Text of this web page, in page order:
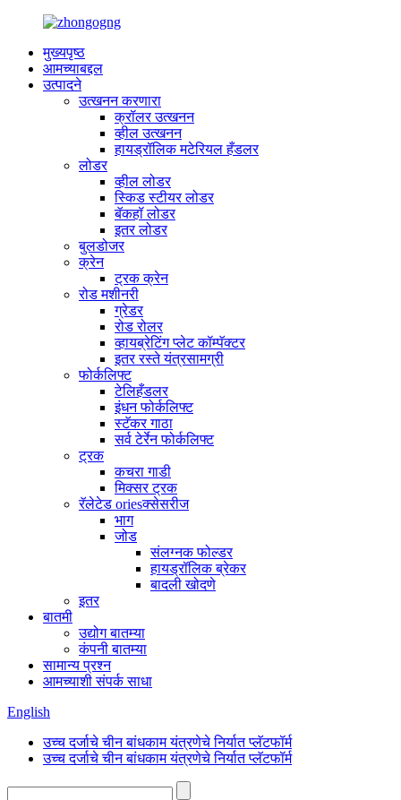
मुख्यपृष्ठ
आमच्याबद्दल
उत्पादने
उत्खनन करणारा
क्रॉलर उत्खनन
व्हील उत्खनन
हायड्रॉलिक मटेरियल हँडलर
लोडर
व्हील लोडर
स्किड स्टीयर लोडर
बॅकहॉ लोडर
इतर लोडर
बुलडोजर
क्रेन
ट्रक क्रेन
रोड मशीनरी
ग्रेडर
रोड रोलर
व्हायब्रेटिंग प्लेट कॉम्पॅक्टर
इतर रस्ते यंत्रसामग्री
फोर्कलिफ्ट
टेलिहँडलर
इंधन फोर्कलिफ्ट
स्टॅकर गाठा
सर्व टेर्रेन फोर्कलिफ्ट
ट्रक
कचरा गाडी
मिक्सर ट्रक
रॅलेटेड oriesक्सेसरीज
भाग
जोड
संलग्नक फोल्डर
हायड्रॉलिक ब्रेकर
बादली खोदणे
इतर
बातमी
उद्योग बातम्या
कंपनी बातम्या
सामान्य प्रश्न
आमच्याशी संपर्क साधा
English
उच्च दर्जाचे चीन बांधकाम यंत्रणेचे निर्यात प्लॅटफॉर्म
उच्च दर्जाचे चीन बांधकाम यंत्रणेचे निर्यात प्लॅटफॉर्म